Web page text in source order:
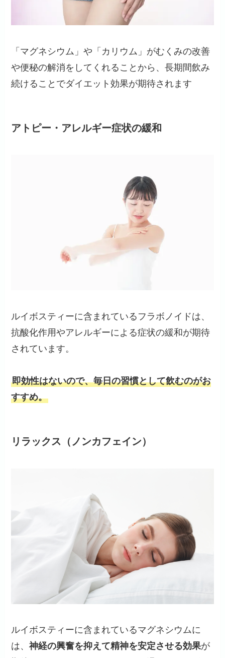
「マグネシウム」や「カリウム」がむくみの改善
や便秘の解消をしてくれることから、長期間飲み
続けることでダイエット効果が期待されます
アトピー・アレルギー症状の緩和
ルイボスティーに含まれているフラボノイドは、
抗酸化作用やアレルギーによる症状の緩和が期待
されています。
即効性はないので、毎日の習慣として飲むのがお
すすめ。
リラックス（ノンカフェイン）
ルイボスティーに含まれているマグネシウムに
は、神経の興奮を抑えて精神を安定させる効果が